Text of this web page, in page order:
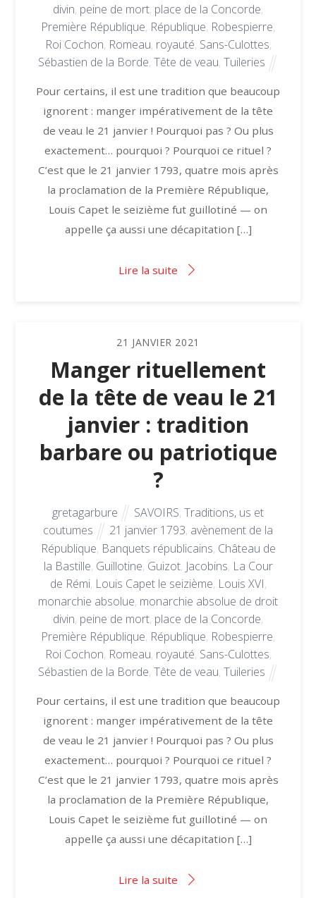
divin, peine de mort, place de la Concorde,
Première République, République, Robespierre,
Roi Cochon, Romeau, royauté, Sans-Culottes,
Sébastien de la Borde, Tête de veau, Tuileries
Pour certains, il est une tradition que beaucoup
ignorent : manger impérativement de la tête
de veau le 21 janvier ! Pourquoi pas ? Ou plus
exactement… pourquoi ? Pourquoi ce rituel ?
C’est que le 21 janvier 1793, quatre mois après
la proclamation de la Première République,
Louis Capet le seizième fut guillotiné — on
appelle ça aussi une décapitation […]
Lire la suite
21 JANVIER 2021
Manger rituellement
de la tête de veau le 21
janvier : tradition
barbare ou patriotique
?
gretagarbure SAVOIRS, Traditions, us et
coutumes
21 janvier 1793, avènement de la
République, Banquets républicains, Château de
la Bastille, Guillotine, Guizot, Jacobins, La Cour
de Rémi, Louis Capet le seizième, Louis XVI,
monarchie absolue, monarchie absolue de droit
divin, peine de mort, place de la Concorde,
Première République, République, Robespierre,
Roi Cochon, Romeau, royauté, Sans-Culottes,
Sébastien de la Borde, Tête de veau, Tuileries
Pour certains, il est une tradition que beaucoup
ignorent : manger impérativement de la tête
de veau le 21 janvier ! Pourquoi pas ? Ou plus
exactement… pourquoi ? Pourquoi ce rituel ?
C’est que le 21 janvier 1793, quatre mois après
la proclamation de la Première République,
Louis Capet le seizième fut guillotiné — on
appelle ça aussi une décapitation […]
Lire la suite